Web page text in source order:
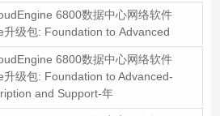
6800数据中心网络软件
升级包: Foundation to Advanced
6800数据中心网络软件
升级包: Foundation to Advanced-
and Support-年